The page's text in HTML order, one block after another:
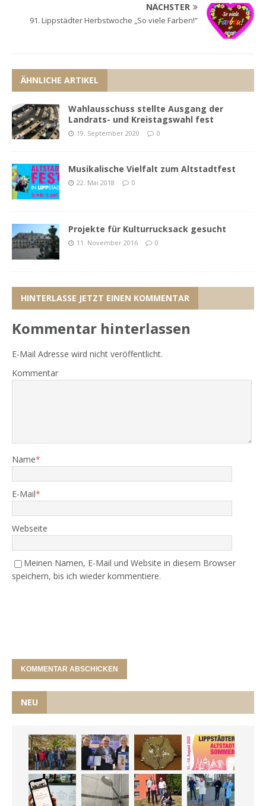
NÄCHSTER
91. Lippstädter Herbstwoche „So viele Farben!“
ÄHNLICHE ARTIKEL
Wahlausschuss stellte Ausgang der
Landrats- und Kreistagswahl fest
19. September 2020 0
Musikalische Vielfalt zum Altstadtfest
22. Mai 2018 0
Projekte für Kulturrucksack gesucht
11. November 2016 0
HINTERLASSE JETZT EINEN KOMMENTAR
Kommentar hinterlassen
E-Mail Adresse wird nicht veröffentlicht.
Kommentar
Name*
E-Mail*
Webseite
Meinen Namen, E-Mail und Website in diesem Browser
speichern, bis ich wieder kommentiere.
NEU